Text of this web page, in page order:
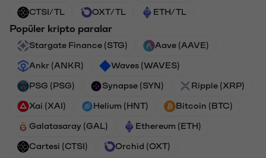
CTSI/TL OXT/TL ETH/TL
Popüler kripto paralar
Stargate Finance (STG) Aave (AAVE)
Ankr (ANKR) Waves (WAVES)
PSG (PSG) Synapse (SYN) Ripple (XRP)
Xai (XAI) Helium (HNT) Bitcoin (BTC)
Galatasaray (GAL) Ethereum (ETH)
Cartesi (CTSI) Orchid (OXT)